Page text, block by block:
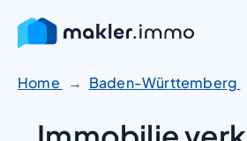
Zum
Inhalt
springen
Home Baden-Württemberg